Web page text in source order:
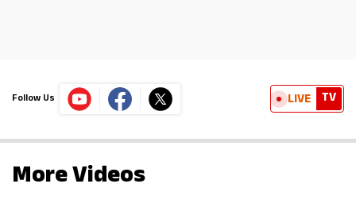
Follow Us LIVE TV
More Videos